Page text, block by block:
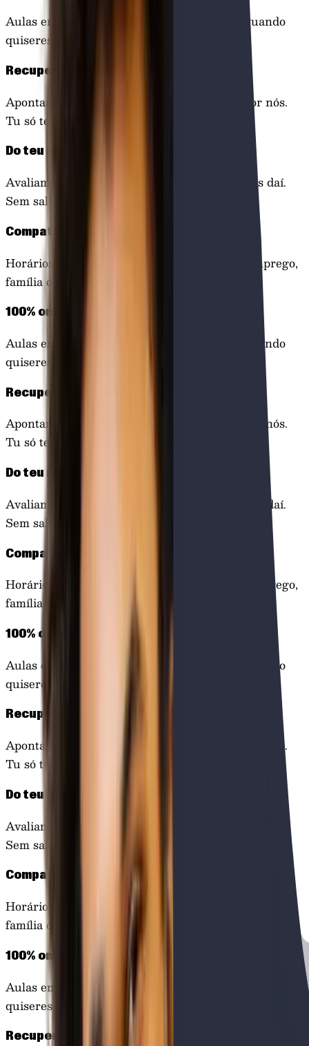
Aulas em direto e gravadas. Estuda onde e quando
quiseres, sem ter de te deslocar.
Recuperas o ritmo
Apontamentos, resumos e exercícios feitos por nós.
Tu só te preocupas em estudar.
Do teu nível
Avaliamos o teu ponto de partida e começamos daí.
Sem saltos, sem rodeios.
Compatível com trabalho
Horários flexíveis pensados para quem tem emprego,
família ou ambos. Tu marcas o ritmo.
100% online
Aulas em direto e gravadas. Estuda onde e quando
quiseres, sem ter de te deslocar.
Recuperas o ritmo
Apontamentos, resumos e exercícios feitos por nós.
Tu só te preocupas em estudar.
Do teu nível
Avaliamos o teu ponto de partida e começamos daí.
Sem saltos, sem rodeios.
Compatível com trabalho
Horários flexíveis pensados para quem tem emprego,
família ou ambos. Tu marcas o ritmo.
100% online
Aulas em direto e gravadas. Estuda onde e quando
quiseres, sem ter de te deslocar.
Recuperas o ritmo
Apontamentos, resumos e exercícios feitos por nós.
Tu só te preocupas em estudar.
Do teu nível
Avaliamos o teu ponto de partida e começamos daí.
Sem saltos, sem rodeios.
Compatível com trabalho
Horários flexíveis pensados para quem tem emprego,
família ou ambos. Tu marcas o ritmo.
100% online
Aulas em direto e gravadas. Estuda onde e quando
quiseres, sem ter de te deslocar.
Recuperas o ritmo